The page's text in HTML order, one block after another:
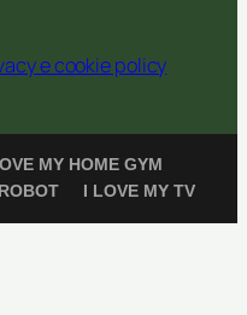
e cookie policy
MY HOME GYM
I LOVE MY TV